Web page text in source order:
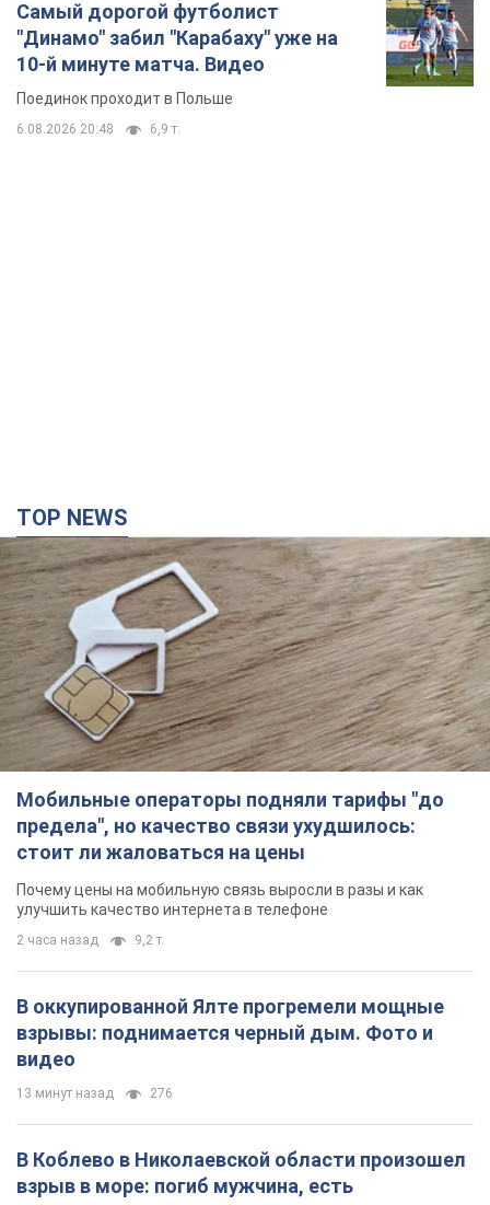
Мобильные операторы подняли тарифы "до
предела", но качество связи ухудшилось:
стоит ли жаловаться на цены
Почему цены на мобильную связь выросли в разы и как
улучшить качество интернета в телефоне
2 часа назад 9,2 т.
В оккупированной Ялте прогремели мощные
взрывы: поднимается черный дым. Фото и
видео
В Коблево в Николаевской области произошел
взрыв в море: погиб мужчина, есть
пострадавшие
Мужчина, вероятно, подорвался на морской мине
час назад